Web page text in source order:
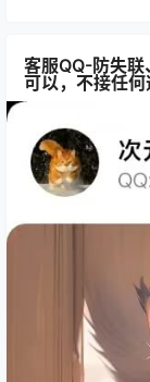
客服QQ-防失
可以，不接任